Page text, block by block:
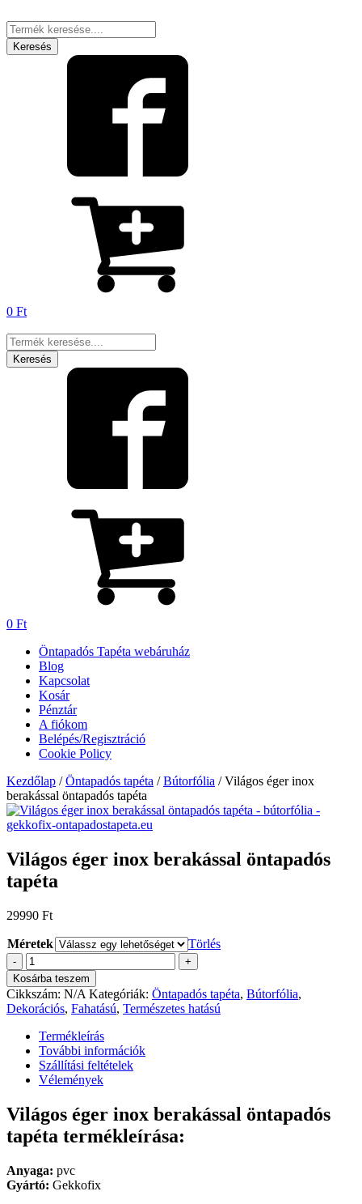
Products
search
Keresés
0 Ft
Products
search
Keresés
0 Ft
Öntapadós Tapéta webáruház
Blog
Kapcsolat
Kosár
Pénztár
A fiókom
Belépés/Regisztráció
Cookie Policy
Kezdőlap /Öntapadós tapéta /Bútorfólia / Világos éger inox
berakással öntapadós tapéta
Világos éger inox berakással öntapadós
tapéta
29990 Ft
Méretek Törlés
-
Világos
éger
inox
berakással
öntapadós
tapéta
mennyiség
+
Kosárba teszem
Cikkszám: N/A Kategóriák: Öntapadós tapéta, Bútorfólia,
Dekorációs, Fahatású, Természetes hatású
Termékleírás
További információk
Szállítási feltételek
Vélemények
Világos éger inox berakással öntapadós
tapéta termékleírása:
Anyaga: pvc
Gyártó: Gekkofix